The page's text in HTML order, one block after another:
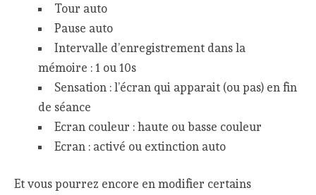
Tour auto
Pause auto
Intervalle d’enregistrement dans la
mémoire : 1 ou 10s
Sensation : l’écran qui apparait (ou pas) en fin
de séance
Ecran couleur : haute ou basse couleur
Ecran : activé ou extinction auto
Et vous pourrez encore en modifier certains